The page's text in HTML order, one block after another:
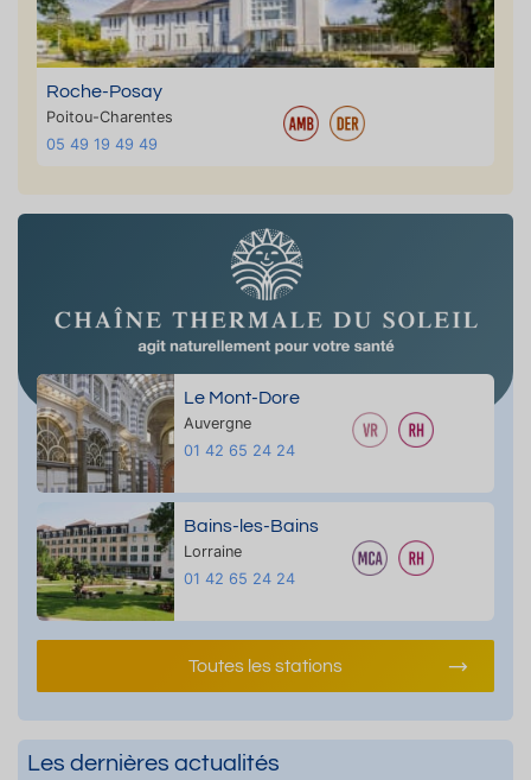
Roche-Posay
Poitou-Charentes
05 49 19 49 49
Le Mont-Dore
Auvergne
01 42 65 24 24
Bains-les-Bains
Lorraine
01 42 65 24 24
Toutes les stations
Les dernières actualités